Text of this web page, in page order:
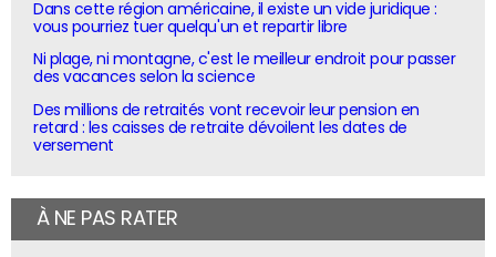
Dans cette région américaine, il existe un vide juridique :
vous pourriez tuer quelqu'un et repartir libre
Ni plage, ni montagne, c'est le meilleur endroit pour passer
des vacances selon la science
Des millions de retraités vont recevoir leur pension en
retard : les caisses de retraite dévoilent les dates de
versement
À NE PAS RATER